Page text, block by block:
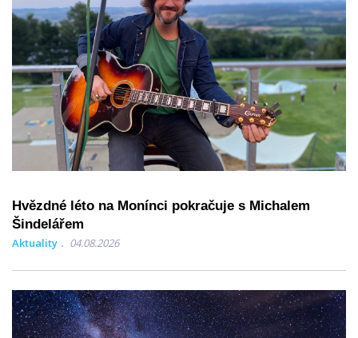
Hvězdné léto na Monínci pokračuje s Michalem
Šindelářem
Aktuality 04.08.2026